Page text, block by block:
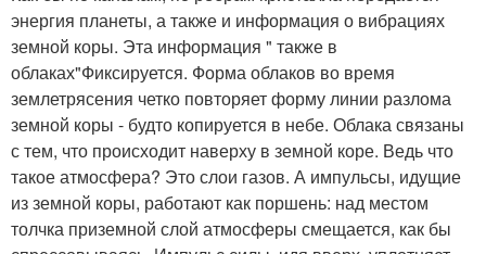
энергия планеты, а также и информация о вибрациях
земной коры. Эта информация " также в
облаках"Фиксируется. Форма облаков во время
землетрясения четко повторяет форму линии разлома
земной коры - будто копируется в небе. Облака связаны
с тем, что происходит наверху в земной коре. Ведь что
такое атмосфера? Это слои газов. А импульсы, идущие
из земной коры, работают как поршень: над местом
толчка приземной слой атмосферы смещается, как бы